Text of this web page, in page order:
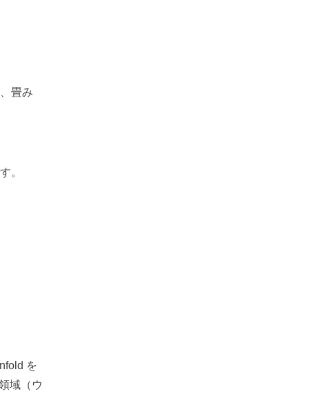
畳み
。
& 6 \\ 7 & 8 & 9 \end{matrix} \right]
\right]
を
域（ウ